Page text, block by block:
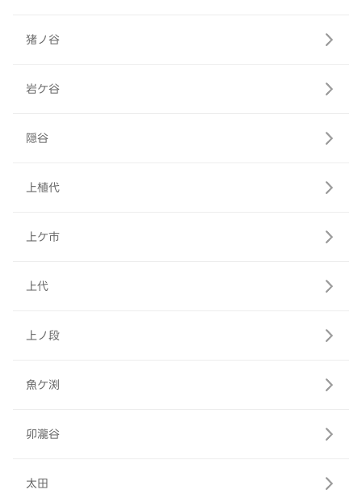
猪ノ谷
岩ケ谷
隠谷
上植代
上ケ市
上代
上ノ段
魚ケ渕
卯瀧谷
太田